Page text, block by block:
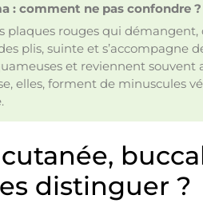
: comment ne pas confondre ?
plaques rouges qui démangent,
plis, suinte et s’accompagne
et reviennent souvent
elles, forment de minuscules
distinguer ?